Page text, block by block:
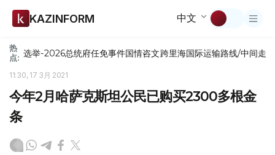
KAZINFORM 中文
热
点: 选举-2026总统府任免事件国情咨文跨里海国际运输路线/中间走廊
11:30, 17 3月 2021
今年2月哈萨克斯坦公民已购买2300多根金
条